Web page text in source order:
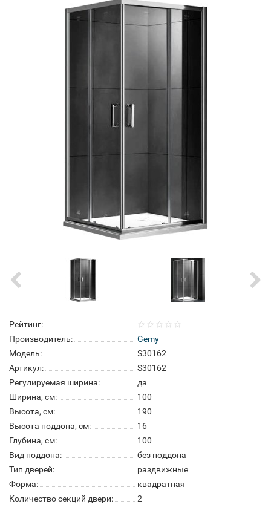
Рейтинг:
Производитель:
Gemy
Модель:
S30162
Артикул:
S30162
Регулируемая ширина:
да
Ширина, см:
100
Высота, см:
190
Высота поддона, см:
16
Глубина, см:
100
Вид поддона:
без поддона
Тип дверей:
раздвижные
Форма:
квадратная
Количество секций двери:
2